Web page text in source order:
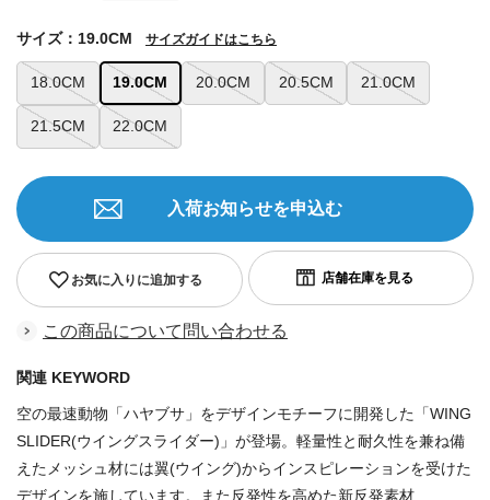
18.0CM 19.0CM 20.0CM 20.5CM 21.0CM
21.5CM 22.0CM
サイズ：19.0CM サイズガイドはこちら
お気に入りに追加する
入荷お知らせを申込む
この商品について問い合わせる
関連 KEYWORD
空の最速動物「ハヤブサ」をデザインモチーフに開発した「WING
SLIDER(ウイングスライダー)」が登場。軽量性と耐久性を兼ね備
えたメッシュ材には翼(ウイング)からインスピレーションを受けた
デザインを施しています。また反発性を高めた新反発素材